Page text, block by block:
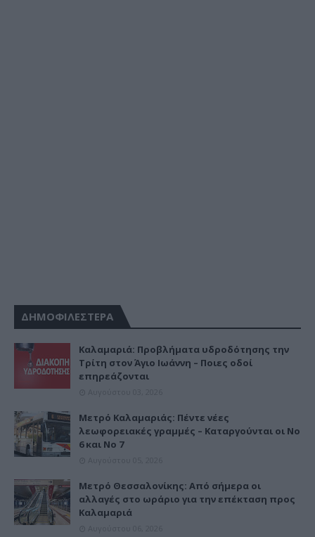
ΔΗΜΟΦΙΛΕΣΤΕΡΑ
Καλαμαριά: Προβλήματα υδροδότησης την
Τρίτη στον Άγιο Ιωάννη – Ποιες οδοί
επηρεάζονται
Μετρό Καλαμαριάς: Πέντε νέες
λεωφορειακές γραμμές – Καταργούνται οι Νο
6 και Νο 7
Μετρό Θεσσαλονίκης: Από σήμερα οι
αλλαγές στο ωράριο για την επέκταση προς
Καλαμαριά